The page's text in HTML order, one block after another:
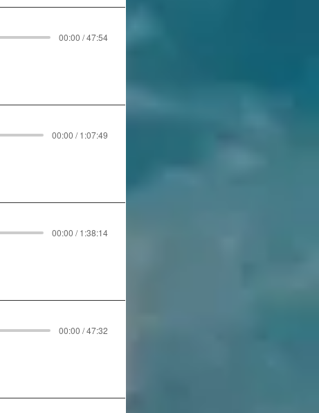
00:00 / 47:54
00:00 / 1:07:49
00:00 / 1:38:14
00:00 / 47:32